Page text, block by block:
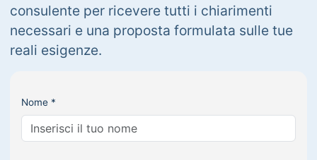
consulente per ricevere tutti i chiarimenti
necessari e una proposta formulata sulle tue
reali esigenze.
Nome *